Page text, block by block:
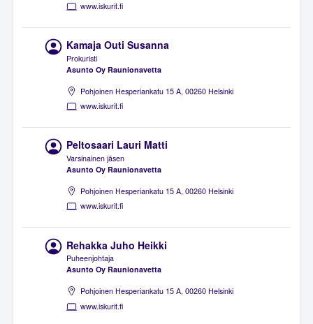
www.iskurit.fi
Kamaja Outi Susanna
Prokuristi
Asunto Oy Raunionavetta
Pohjoinen Hesperiankatu 15 A, 00260 Helsinki
www.iskurit.fi
Peltosaari Lauri Matti
Varsinainen jäsen
Asunto Oy Raunionavetta
Pohjoinen Hesperiankatu 15 A, 00260 Helsinki
www.iskurit.fi
Rehakka Juho Heikki
Puheenjohtaja
Asunto Oy Raunionavetta
Pohjoinen Hesperiankatu 15 A, 00260 Helsinki
www.iskurit.fi